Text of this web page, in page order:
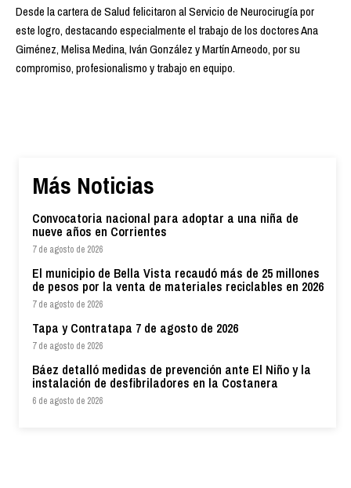
Desde la cartera de Salud felicitaron al Servicio de Neurocirugía por
este logro, destacando especialmente el trabajo de los doctores Ana
Giménez, Melisa Medina, Iván González y Martín Arneodo, por su
compromiso, profesionalismo y trabajo en equipo.
Más Noticias
Convocatoria nacional para adoptar a una niña de
nueve años en Corrientes
7 de agosto de 2026
El municipio de Bella Vista recaudó más de 25 millones
de pesos por la venta de materiales reciclables en 2026
7 de agosto de 2026
Tapa y Contratapa 7 de agosto de 2026
7 de agosto de 2026
Báez detalló medidas de prevención ante El Niño y la
instalación de desfibriladores en la Costanera
6 de agosto de 2026